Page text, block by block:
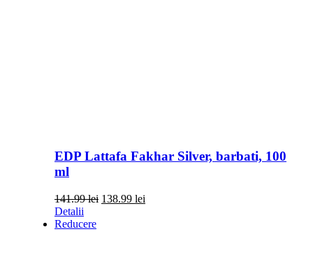
EDP Lattafa Fakhar Silver, barbati, 100
ml
141.99lei Prețul
138.99 leiPrețul
Detalii
Reducere